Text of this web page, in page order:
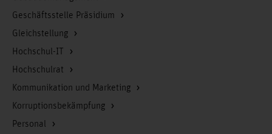
Geschäftsstelle Präsidium
Gleichstellung
Hochschul-IT
Hochschulrat
Kommunikation und Marketing
Korruptionsbekämpfung
Personal